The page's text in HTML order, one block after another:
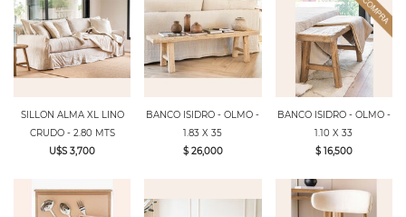
SILLON ALMA XL LINO
CRUDO - 2.80 MTS
U$S 3,700
BANCO ISIDRO - OLMO -
1.83 X 35
$ 26,000
BANCO ISIDRO - OLMO -
1.10 X 33
$ 16,500